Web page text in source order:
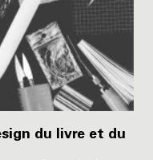
du livre et du